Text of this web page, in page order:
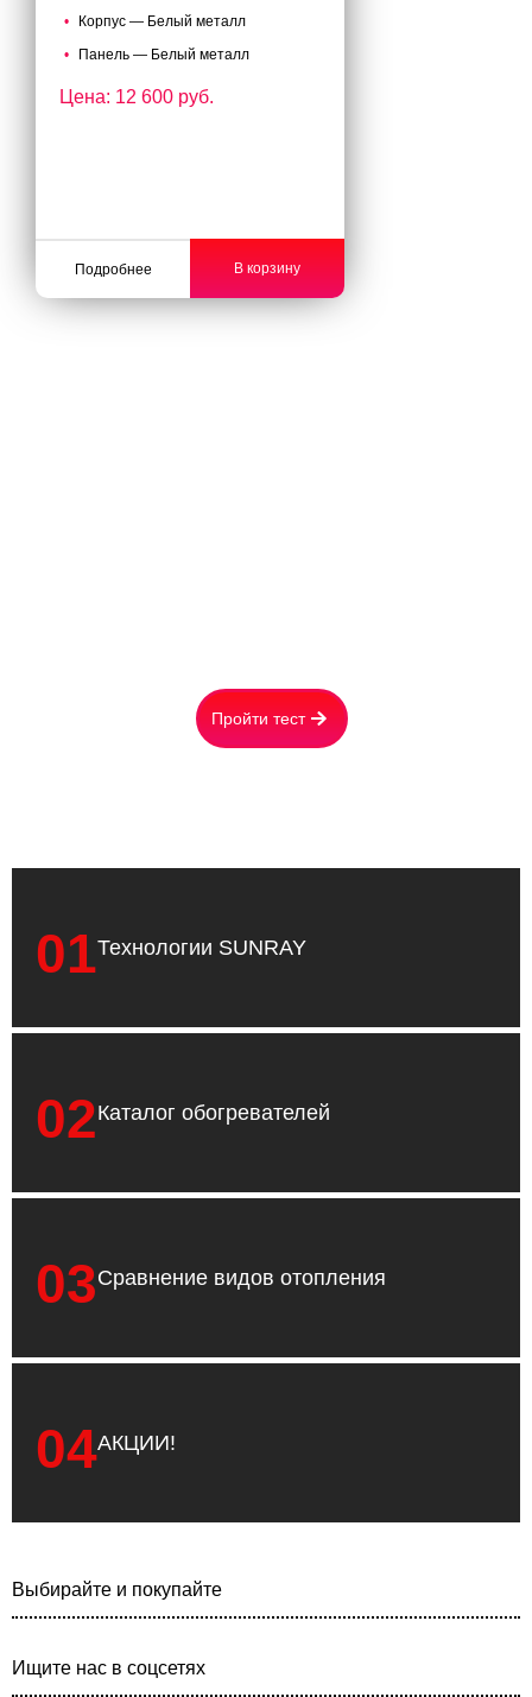
Корпус — Белый металл
Панель — Белый металл
Цена: 12 600 руб.
Подробнее В корзину
Пройти тест
01Технологии SUNRAY
02Каталог обогревателей
03Сравнение видов отопления
04АКЦИИ!
Выбирайте и покупайте
Ищите нас в соцсетях